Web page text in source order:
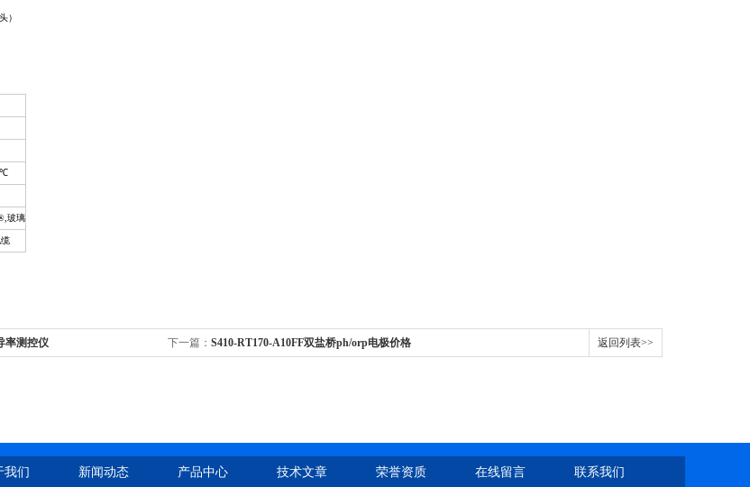
）
℃
玻璃
率测控仪 下一篇： S410-RT170-A10FF双盐桥ph/orp电极价格 返回列表>>
我们 新闻动态 产品中心 技术文章 荣誉资质 在线留言 联系我们